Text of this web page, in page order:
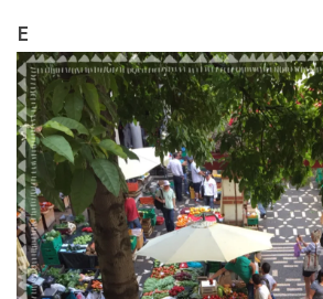
E